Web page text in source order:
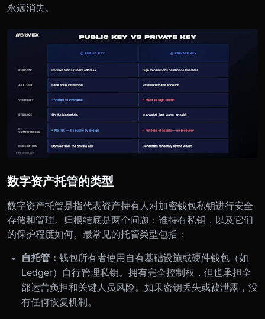
永远消失。
数字资产托管的类型
数字资产托管是指代表资产持有人对加密钱包私钥进行安全
存储和管理。归根结底是两个问题：谁持有私钥，以及它们
的保护程度如何。最常见的托管类型包括：
自托管： 钱包所有者使用自有基础设施或硬件钱包（如
Ledger）自行管理私钥。拥有完全控制权，但也承担全
部运营负担和关键人员风险。如果密钥丢失或被泄露，没
有任何恢复机制。